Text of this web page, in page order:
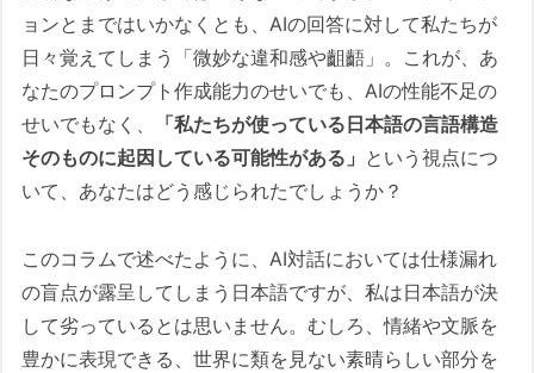
ョンとまではいかなくとも、AIの回答に対して私たちが
日々覚えてしまう「微妙な違和感や齟齬」。これが、あ
なたのプロンプト作成能力のせいでも、AIの性能不足の
せいでもなく、
「私たちが使っている日本語の言語構造
そのものに起因している可能性がある」 という視点につ
いて、あなたはどう感じられたでしょうか？
このコラムで述べたように、AI対話においては仕様漏れ
の盲点が露呈してしまう日本語ですが、私は日本語が決
して劣っているとは思いません。むしろ、情緒や文脈を
豊かに表現できる、世界に類を見ない素晴らしい部分を